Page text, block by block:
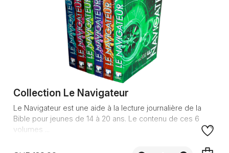
Collection Le Navigateur
Le Navigateur est une aide à la lecture journalière de la
Bible pour jeunes de 14 à 20 ans. Le contenu de ces 6
volumes ...